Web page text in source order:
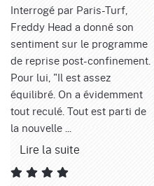
Interrogé par Paris-Turf,
Freddy Head a donné son
sentiment sur le programme
de reprise post-confinement.
Pour lui, "Il est assez
équilibré. On a évidemment
tout reculé. Tout est parti de
la nouvelle ...
Lire la suite